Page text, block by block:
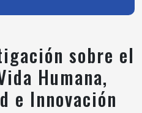
sobre el
Humana,
e Innovación